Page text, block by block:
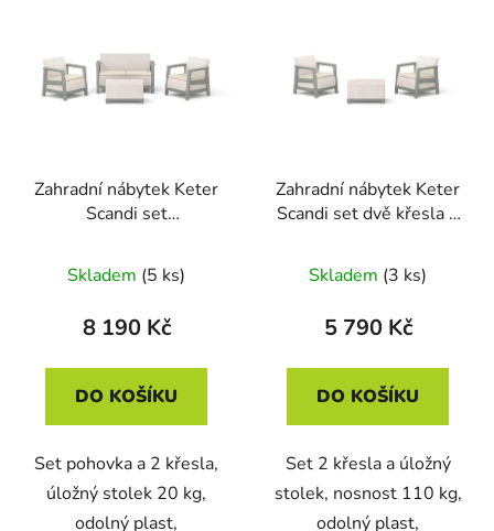
Zahradní nábytek Keter
Scandi set
+ 2 křesla + úložný stůl
béžovo šedý
Skladem (5 ks)
8 190 Kč
DO KOŠÍKU
Set pohovka a 2 křesla,
úložný stolek 20 kg,
odolný plast,
Zahradní nábytek Keter
Scandi set dvě křesla +
Skladem (3 ks)
5 790 Kč
DO KOŠÍKU
Set 2 křesla a úložný
stolek, nosnost 110 kg,
odolný plast,